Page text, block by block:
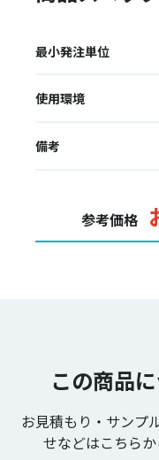
最小発注単位
使用環境
備考
参考価格
この商品
お見積もり・サンプ
せなどは こちら